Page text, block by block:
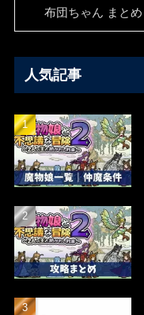
布団ちゃん まとめ
人気記事